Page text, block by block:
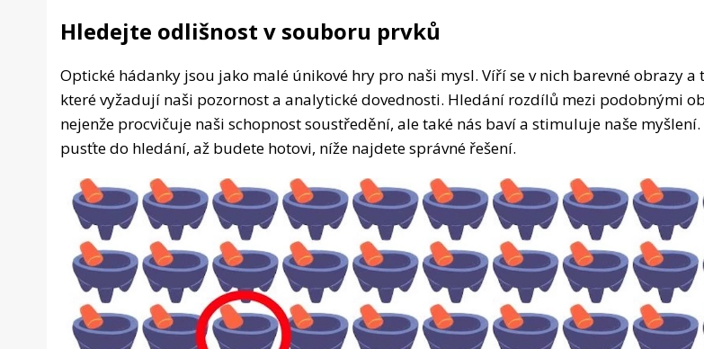
Hledejte odlišnost v souboru prvků
Optické hádanky jsou jako malé únikové hry pro naši mysl. Víří se v nich barevné obrazy a
které vyžadují naši pozornost a analytické dovednosti. Hledání rozdílů mezi podobnými
nejenže procvičuje naši schopnost soustředění, ale také nás baví a stimuluje naše myšlení.
pusťte do hledání, až budete hotovi, níže najdete správné řešení.